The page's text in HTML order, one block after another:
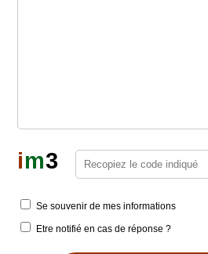
im3
Se souvenir de mes informations
Etre notifié en cas de réponse ?